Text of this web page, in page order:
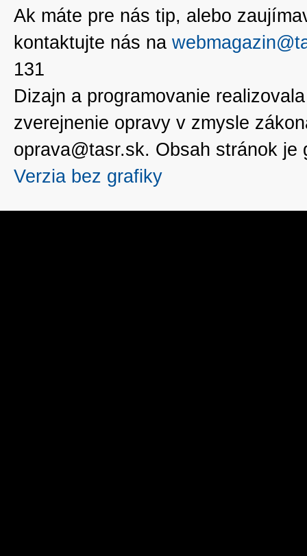
Ak máte pre nás tip, alebo
kontaktujte nás na
131
Dizajn a programovanie
zverejnenie opravy v zmysle
oprava@tasr.sk. Obsah stránok
Verzia bez grafiky